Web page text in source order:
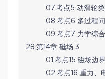
07.考点5 动滑轮
08.考点6 多过程
09.考点7 力学综
28.第14章 磁场 3
01.考点15 磁场边
02.考点16 重力、